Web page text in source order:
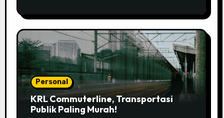
Personal
KRL Commuterline, Transportasi
Publik Paling Murah!